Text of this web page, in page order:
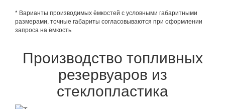
* Варианты производимых ёмкостей с условными габаритными
размерами, точные габариты согласовываются при оформлении
запроса на ёмкость
Производство топливных
резервуаров из
стеклопластика